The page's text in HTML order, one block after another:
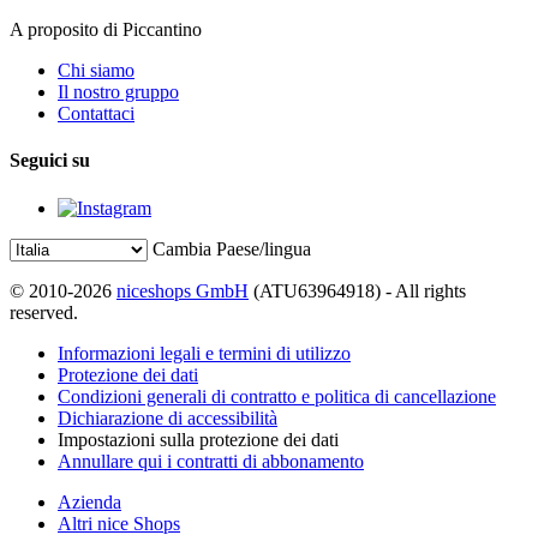
A proposito di Piccantino
Chi siamo
Il nostro gruppo
Contattaci
Seguici su
Cambia Paese/lingua
© 2010-2026 niceshops GmbH (ATU63964918) - All rights
reserved.
Informazioni legali e termini di utilizzo
Protezione dei dati
Condizioni generali di contratto e politica di cancellazione
Dichiarazione di accessibilità
Impostazioni sulla protezione dei dati
Annullare qui i contratti di abbonamento
Azienda
Altri nice Shops